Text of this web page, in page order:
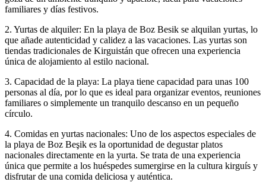
familiares y días festivos.
2. Yurtas de alquiler: En la playa de Boz Besik se alquilan yurtas, lo
que añade autenticidad y calidez a las vacaciones. Las yurtas son
tiendas tradicionales de Kirguistán que ofrecen una experiencia
única de alojamiento al estilo nacional.
3. Capacidad de la playa: La playa tiene capacidad para unas 100
personas al día, por lo que es ideal para organizar eventos, reuniones
familiares o simplemente un tranquilo descanso en un pequeño
círculo.
4. Comidas en yurtas nacionales: Uno de los aspectos especiales de
la playa de Boz Beşik es la oportunidad de degustar platos
nacionales directamente en la yurta. Se trata de una experiencia
única que permite a los huéspedes sumergirse en la cultura kirguís y
disfrutar de una comida deliciosa y auténtica.